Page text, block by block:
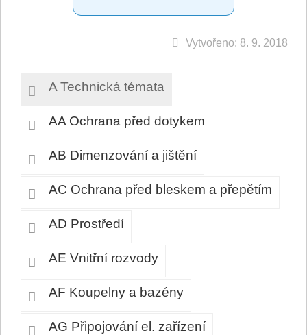
Vytvořeno: 8. 9. 2018
A Technická témata
AA Ochrana před dotykem
AB Dimenzování a jištění
AC Ochrana před bleskem a přepětím
AD Prostředí
AE Vnitřní rozvody
AF Koupelny a bazény
AG Připojování el. zařízení